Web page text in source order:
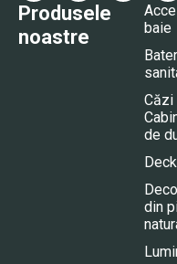
Produsele
noastre
baie
Căzi
de
Deck
din